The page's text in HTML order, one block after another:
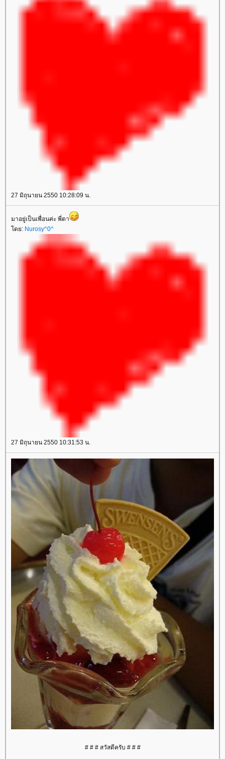
27 มิถุนายน 2550 10:28:09 น.
มาอยู่เป็นเพื่อนค่ะ พี่ตา
ดย: Nurosy^0^
27 มิถุนายน 2550 10:31:53 น.
# # # สวัสดีครับ # # #